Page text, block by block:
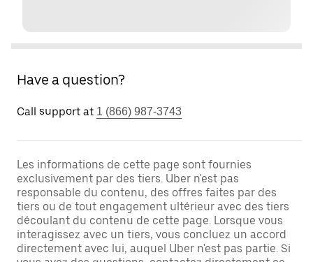
Have a question?
Call support at 1 (866) 987-3743
Les informations de cette page sont fournies
exclusivement par des tiers. Uber n'est pas
responsable du contenu, des offres faites par des
tiers ou de tout engagement ultérieur avec des tiers
découlant du contenu de cette page. Lorsque vous
interagissez avec un tiers, vous concluez un accord
directement avec lui, auquel Uber n'est pas partie. Si